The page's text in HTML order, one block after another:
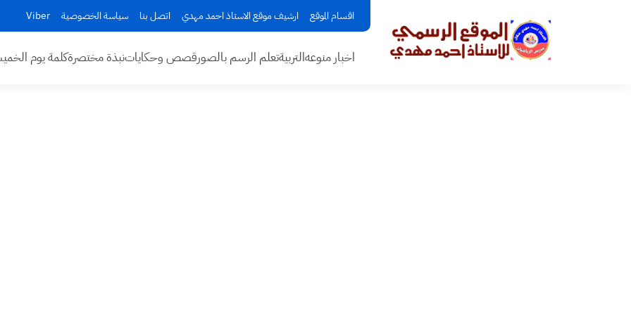
اقسام الموقع ارشيف موقع الاستاذ احمد مهدي اتصل بنا سياسة الخصوصية Viber
اخبار منوعهالتربيةتعلم الرسم بالصورقصص وحكاياتنبذة مختصرةكلمة يوم